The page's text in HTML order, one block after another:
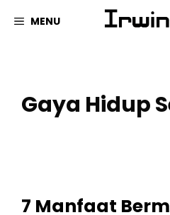
MENU
Gaya Hidup
7 Manfaat